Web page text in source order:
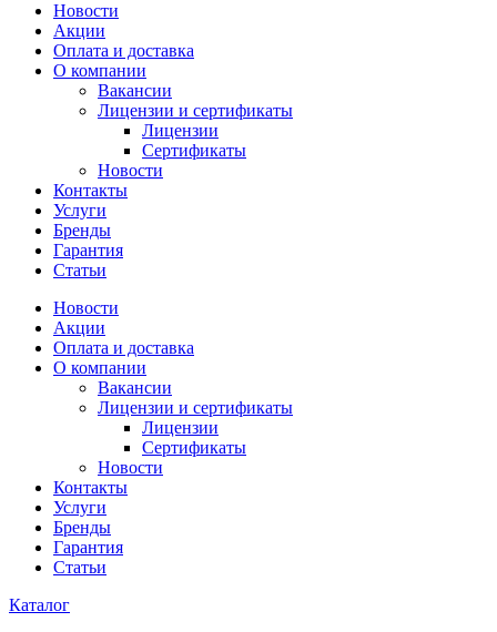
Новости
Акции
Оплата и доставка
О компании
Вакансии
Лицензии и сертификаты
Лицензии
Сертификаты
Новости
Контакты
Услуги
Бренды
Гарантия
Статьи
Новости
Акции
Оплата и доставка
О компании
Вакансии
Лицензии и сертификаты
Лицензии
Сертификаты
Новости
Контакты
Услуги
Бренды
Гарантия
Статьи
Каталог